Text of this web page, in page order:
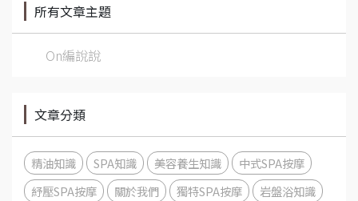
所有文章主題
On編說說
文章分類
精油知識 SPA知識 美容養生知識
中式SPA按摩
紓壓SPA按摩
關於我們 獨特SPA按摩
岩盤浴知識